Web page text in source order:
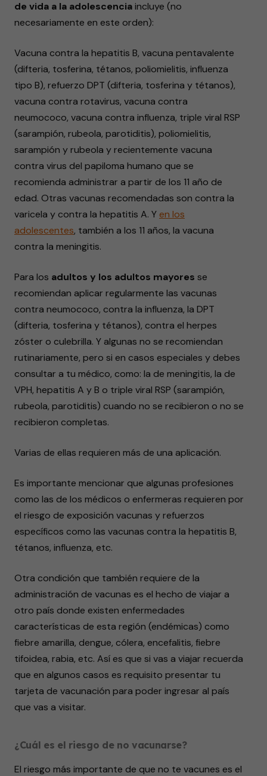
de vida a la adolescenciaincluye (no
necesariamente en este orden):
Vacuna contra la hepatitis B, vacuna pentavalente
(difteria, tosferina, tétanos, poliomielitis, influenza
tipo B), refuerzo DPT (difteria, tosferina y tétanos),
vacuna contra rotavirus, vacuna contra
neumococo, vacuna contra influenza, triple viral RSP
(sarampión, rubeola, parotiditis), poliomielitis,
sarampión y rubeola y recientemente vacuna
contra virus del papiloma humano que se
recomienda administrar a partir de los 11 año de
edad. Otras vacunas recomendadas son contra la
varicela y contra la hepatitis A. Yen los
adolescentes, también a los 11 años, la vacuna
contra la meningitis.
Para los adultos y los adultos mayores se
recomiendan aplicar regularmente las vacunas
contra neumococo, contra la influenza, la DPT
(difteria, tosferina y tétanos), contra el herpes
zóster o culebrilla. Y algunas no se recomiendan
rutinariamente, pero si en casos especiales y debes
consultar a tu médico, como: la de meningitis, la de
VPH, hepatitis A y B o triple viral RSP (sarampión,
rubeola, parotiditis) cuando no se recibieron o no se
recibieron completas.
Varias de ellas requieren más de una aplicación.
Es importante mencionar que algunas profesiones
como las de los médicos o enfermeras requieren por
el riesgo de exposición vacunas y refuerzos
específicos como las vacunas contra la hepatitis B,
tétanos, influenza, etc.
Otra condición que también requiere de la
administración de vacunas es el hecho de viajar a
otro país donde existen enfermedades
características de esta región (endémicas) como
fiebre amarilla, dengue, cólera, encefalitis, fiebre
tifoidea, rabia, etc. Así es que si vas a viajar recuerda
que en algunos casos es requisito presentar tu
tarjeta de vacunación para poder ingresar al país
que vas a visitar.
¿Cuál es el riesgo de no vacunarse?
El riesgo más importante de que no te vacunes es el